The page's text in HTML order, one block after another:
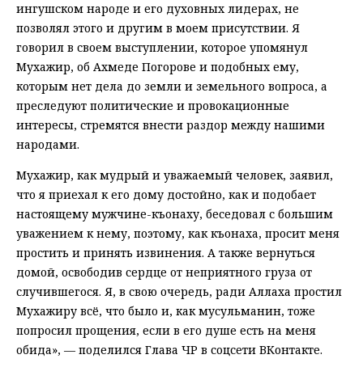
ингушском народе и его духовных лидерах, не
позволял этого и другим в моем присутствии. Я
говорил в своем выступлении, которое упомянул
Мухажир, об Ахмеде Погорове и подобных ему,
которым нет дела до земли и земельного вопроса, а
преследуют политические и провокационные
интересы, стремятся внести раздор между нашими
народами.
Мухажир, как мудрый и уважаемый человек, заявил,
что я приехал к его дому достойно, как и подобает
настоящему мужчине-къонаху, беседовал с большим
уважением к нему, поэтому, как къонаха, просит меня
простить и принять извинения. А также вернуться
домой, освободив сердце от неприятного груза от
случившегося. Я, в свою очередь, ради Аллаха простил
Мухажиру всё, что было и, как мусульманин, тоже
попросил прощения, если в его душе есть на меня
обида», — поделился Глава ЧР в соцсети ВКонтакте.